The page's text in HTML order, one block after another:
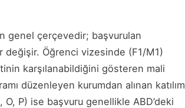
genel çerçevedir; başvurulan
Öğrenci vizesinde (F1/M1)
karşılanabildiğini gösteren mali
düzenleyen kurumdan alınan katılım
P) ise başvuru genellikle ABD’deki